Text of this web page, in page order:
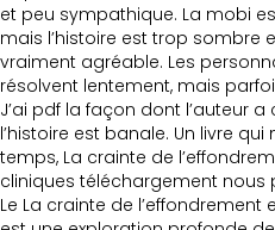
et peu sympathique. La mobi
mais l’histoire est trop sombre
vraiment agréable. Les
résolvent lentement, mais
J’ai pdf la façon dont l’auteur
l’histoire est banale. Un livre
temps, La crainte de
cliniques téléchargement nous
Le La crainte de